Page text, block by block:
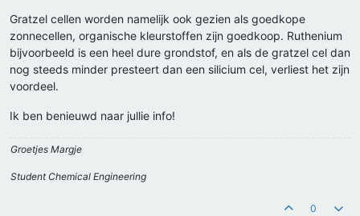
Gratzel cellen worden namelijk ook gezien als goedkope
zonnecellen, organische kleurstoffen zijn goedkoop. Ruthenium
bijvoorbeeld is een heel dure grondstof, en als de gratzel cel dan
nog steeds minder presteert dan een silicium cel, verliest het zijn
voordeel.
Ik ben benieuwd naar jullie info!
Groetjes Margje
Student Chemical Engineering
0